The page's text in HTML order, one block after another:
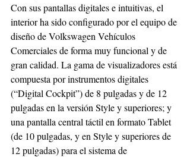
Con sus pantallas digitales e intuitivas, el
interior ha sido configurado por el equipo de
diseño de Volkswagen Vehículos
Comerciales de forma muy funcional y de
gran calidad. La gama de visualizadores está
compuesta por instrumentos digitales
(“Digital Cockpit”) de 8 pulgadas y de 12
pulgadas en la versión Style y superiores; y
una pantalla central táctil en formato Tablet
(de 10 pulgadas, y en Style y superiores de
12 pulgadas) para el sistema de